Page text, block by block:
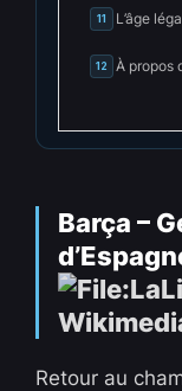
11 L’âge
12 À propos
Barça –
Retour au